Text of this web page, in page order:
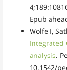
Epub
Wolfe I,
Integrated
analysis.
10.1542/